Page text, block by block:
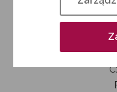
Jak
Statut